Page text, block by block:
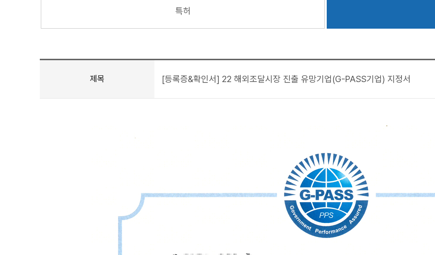
특허
제목 [등록증&확인서] 22 해외조달시장 진출 유망기업(G-PASS기업) 지정서